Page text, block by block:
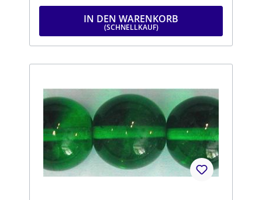
IN DEN WARENKORB